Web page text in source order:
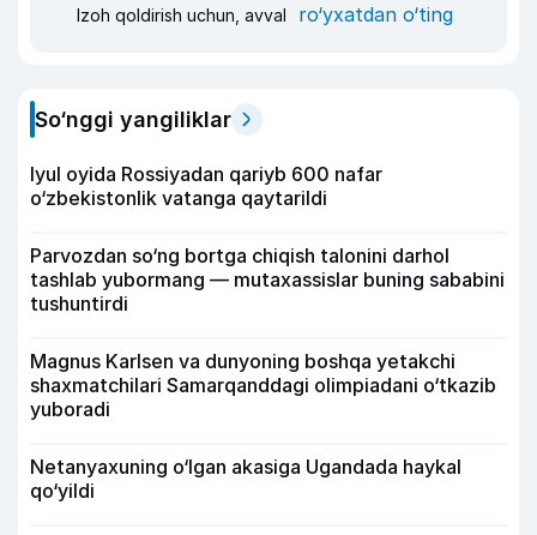
Izoh qoldirish uchun, avval ro‘yxatdan o‘ting
So‘nggi yangiliklar
Iyul oyida Rossiyadan qariyb 600 nafar
o‘zbekistonlik vatanga qaytarildi
Parvozdan so‘ng bortga chiqish talonini darhol
tashlab yubormang — mutaxassislar buning sababini
tushuntirdi
Magnus Karlsen va dunyoning boshqa yetakchi
shaxmatchilari Samarqanddagi olimpiadani o‘tkazib
yuboradi
Netanyaxuning o‘lgan akasiga Ugandada haykal
qo‘yildi